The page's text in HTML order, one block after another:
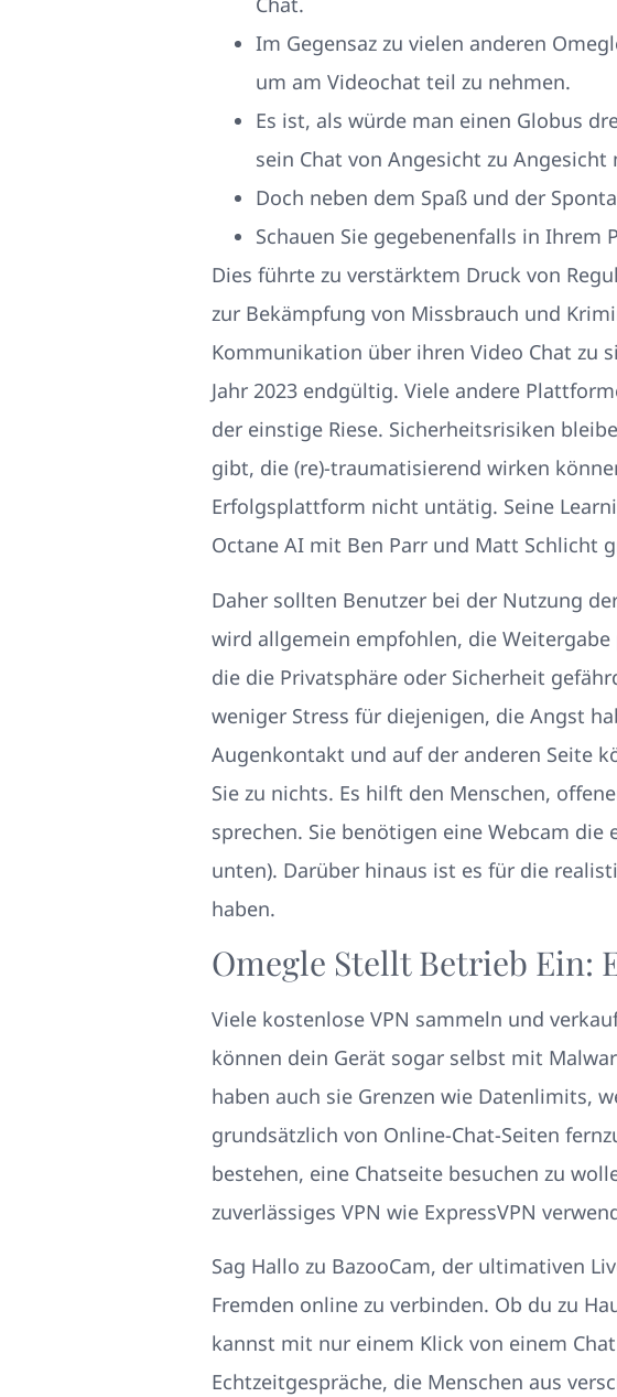
Im Gegensaz zu vielen anderen
um am Videochat teil zu nehmen.
Es ist, als würde man einen Globus
sein Chat von Angesicht zu
Doch neben dem Spaß und der
Schauen Sie gegebenenfalls in
Dies führte zu verstärktem Druck von
zur Bekämpfung von Missbrauch und
Kommunikation über ihren Video Chat zu
Jahr 2023 endgültig. Viele andere
der einstige Riese. Sicherheitsrisiken
gibt, die (re)-traumatisierend wirken
Erfolgsplattform nicht untätig. Seine
Octane AI mit Ben Parr und Matt Schlicht
Daher sollten Benutzer bei der Nutzung
wird allgemein empfohlen, die
die die Privatsphäre oder Sicherheit
weniger Stress für diejenigen, die Angst
Augenkontakt und auf der anderen Seite
Sie zu nichts. Es hilft den Menschen,
sprechen. Sie benötigen eine Webcam
unten). Darüber hinaus ist es für die
haben.
Omegle Stellt Betrieb Ein:
Viele kostenlose VPN sammeln und
können dein Gerät sogar selbst mit
haben auch sie Grenzen wie Datenlimits,
grundsätzlich von Online-Chat-Seiten
bestehen, eine Chatseite besuchen zu
zuverlässiges VPN wie ExpressVPN
Sag Hallo zu BazooCam, der ultimativen
Fremden online zu verbinden. Ob du zu
kannst mit nur einem Klick von einem
Echtzeitgespräche, die Menschen aus